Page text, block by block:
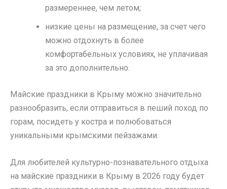
размереннее, чем летом;
низкие цены на размещение, за счет чего
можно отдохнуть в более
комфортабельных условиях, не уплачивая
за это дополнительно.
Майские праздники в Крыму можно значительно
разнообразить, если отправиться в пеший поход по
горам, посидеть у костра и полюбоваться
уникальными крымскими пейзажами.
Для любителей культурно-познавательного отдыха
на майские праздники в Крыму в 2026 году будет